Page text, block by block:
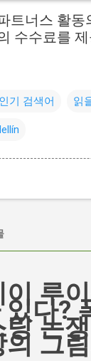
트너스 활동
수수료를
기 검색어 읽
이 루
다?
논
그